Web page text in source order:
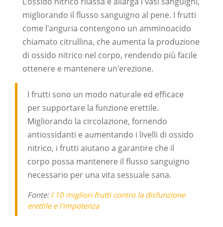
migliorando il flusso sanguigno al pene. I frutti
come l'anguria contengono un amminoacido
chiamato citrullina, che aumenta la produzione
di ossido nitrico nel corpo, rendendo più facile
ottenere e mantenere un'erezione.
I frutti sono un modo naturale ed efficace
per supportare la funzione erettile.
Migliorando la circolazione, fornendo
antiossidanti e aumentando i livelli di ossido
nitrico, i frutti aiutano a garantire che il
corpo possa mantenere il flusso sanguigno
necessario per una vita sessuale sana.
Fonte: I 10 migliori frutti contro la disfunzione
erettile e l'impotenza